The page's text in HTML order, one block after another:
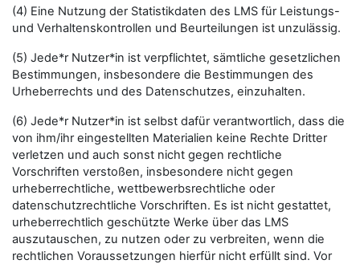
(4) Eine Nutzung der Statistikdaten des LMS für Leistungs-
und Verhaltenskontrollen und Beurteilungen ist unzulässig.
(5) Jede*r Nutzer*in ist verpflichtet, sämtliche gesetzlichen
Bestimmungen, insbesondere die Bestimmungen des
Urheberrechts und des Datenschutzes, einzuhalten.
(6) Jede*r Nutzer*in ist selbst dafür verantwortlich, dass die
von ihm/ihr eingestellten Materialien keine Rechte Dritter
verletzen und auch sonst nicht gegen rechtliche
Vorschriften verstoßen, insbesondere nicht gegen
urheberrechtliche, wettbewerbsrechtliche oder
datenschutzrechtliche Vorschriften. Es ist nicht gestattet,
urheberrechtlich geschützte Werke über das LMS
auszutauschen, zu nutzen oder zu verbreiten, wenn die
rechtlichen Voraussetzungen hierfür nicht erfüllt sind. Vor